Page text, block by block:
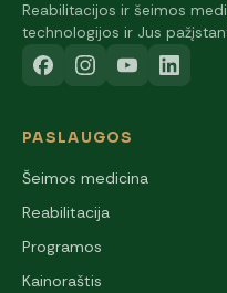
Reabilitacijos ir šeimos
technologijos ir Jus
PASLAUGOS
Šeimos medicina
Reabilitacija
Programos
Kainoraštis